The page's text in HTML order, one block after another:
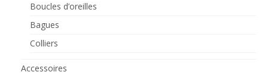
Boucles d’oreilles
Bagues
Colliers
Accessoires